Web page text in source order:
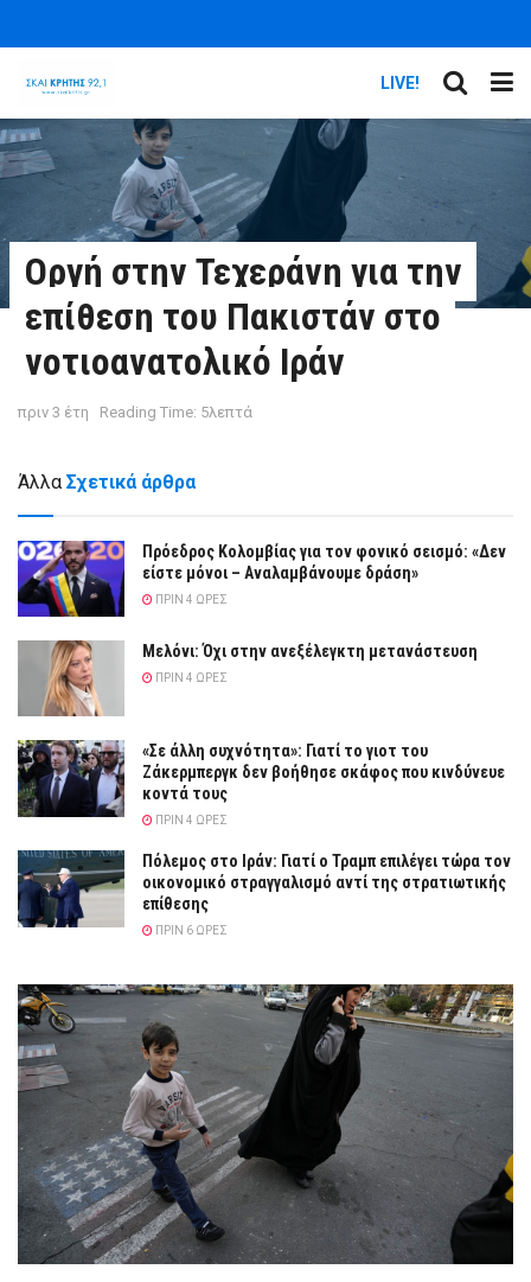
LIVE!
Οργή στην Τεχεράνη για την
επίθεση του Πακιστάν στο
νοτιοανατολικό Ιράν
πριν 3 έτη Reading Time: 5λεπτά
Άλλα Σχετικά άρθρα
Πρόεδρος Κολομβίας για τον φονικό σεισμό: «Δεν
είστε μόνοι – Αναλαμβάνουμε δράση»
ΠΡΙΝ 4 ΏΡΕΣ
Μελόνι: Όχι στην ανεξέλεγκτη μετανάστευση
ΠΡΙΝ 4 ΏΡΕΣ
«Σε άλλη συχνότητα»: Γιατί το γιοτ του
Ζάκερμπεργκ δεν βοήθησε σκάφος που κινδύνευε
κοντά τους
ΠΡΙΝ 4 ΏΡΕΣ
Πόλεμος στο Ιράν: Γιατί ο Τραμπ επιλέγει τώρα τον
οικονομικό στραγγαλισμό αντί της στρατιωτικής
επίθεσης
ΠΡΙΝ 6 ΏΡΕΣ